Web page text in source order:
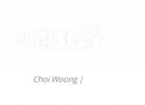
Choi Woong |